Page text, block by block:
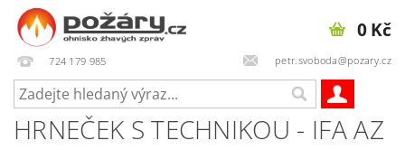
724 179 985 petr.svoboda@pozary.cz
0 Kč
HRNEČEK S TECHNIKOU - IFA AZ